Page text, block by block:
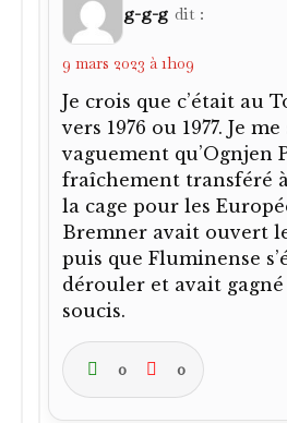
g-g-g dit :
9 mars 2023 à 1h09
Je crois que c’était au
vers 1976 ou 1977. Je
vaguement qu’Ognjen
fraîchement transféré
la cage pour les
Bremner avait ouvert
puis que Fluminense
dérouler et avait gagné
soucis.
0 0